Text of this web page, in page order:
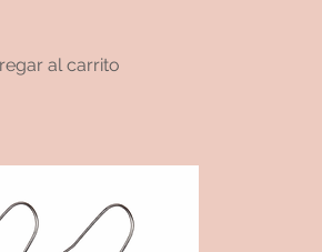
al carrito